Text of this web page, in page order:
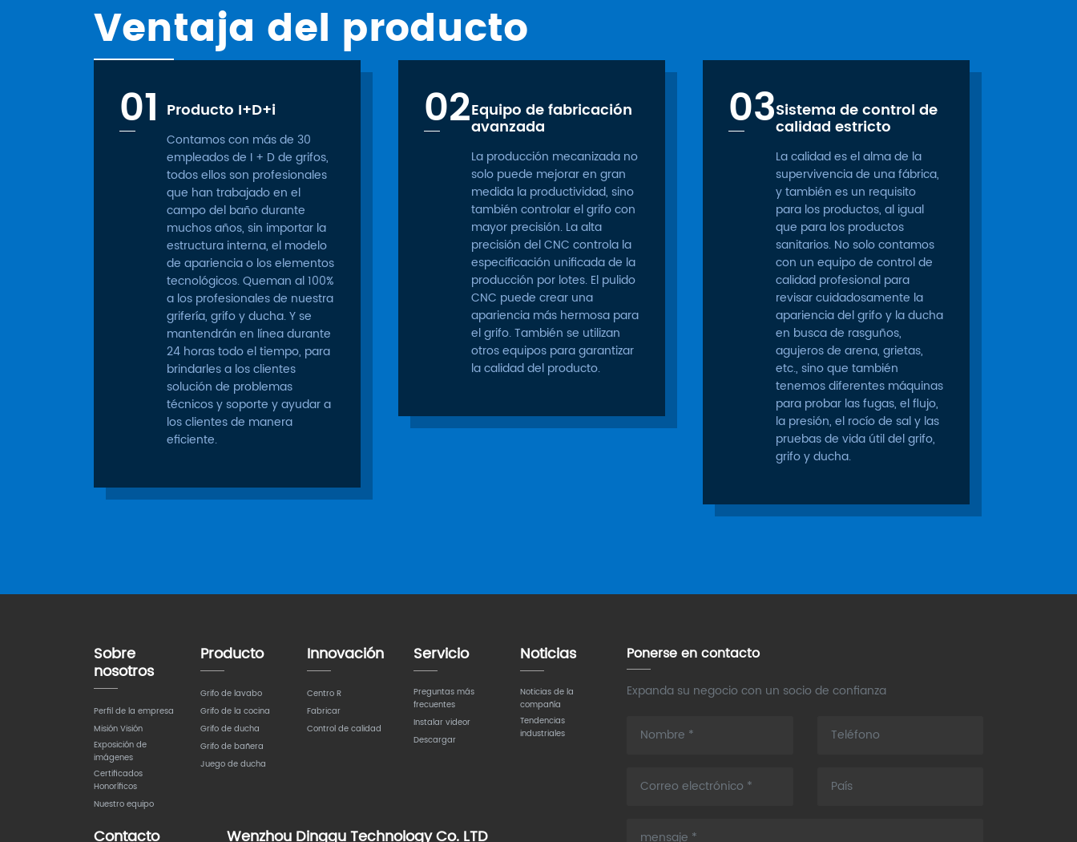
Ventaja del producto
01 Producto I+D+i
Contamos con más de 30
empleados de I + D de grifos,
todos ellos son profesionales
que han trabajado en el
campo del baño durante
muchos años, sin importar la
estructura interna, el modelo
de apariencia o los elementos
tecnológicos. Queman al 100%
a los profesionales de nuestra
grifería, grifo y ducha. Y se
mantendrán en línea durante
24 horas todo el tiempo, para
brindarles a los clientes
solución de problemas
técnicos y soporte y ayudar a
los clientes de manera
eficiente.
02Equipo de fabricación
avanzada
La producción mecanizada no
solo puede mejorar en gran
medida la productividad, sino
también controlar el grifo con
mayor precisión. La alta
precisión del CNC controla la
especificación unificada de la
producción por lotes. El pulido
CNC puede crear una
apariencia más hermosa para
el grifo. También se utilizan
otros equipos para garantizar
la calidad del producto.
03Sistema de control de
calidad estricto
La calidad es el alma de la
supervivencia de una fábrica,
y también es un requisito
para los productos, al igual
que para los productos
sanitarios. No solo contamos
con un equipo de control de
calidad profesional para
revisar cuidadosamente la
apariencia del grifo y la ducha
en busca de rasguños,
agujeros de arena, grietas,
etc., sino que también
tenemos diferentes máquinas
para probar las fugas, el flujo,
la presión, el rocío de sal y las
pruebas de vida útil del grifo,
grifo y ducha.
Sobre
nosotros
Perfil de la empresa
Misión Visión
Exposición de
imágenes
Certificados
Honoríficos
Nuestro equipo
Producto
Grifo de lavabo
Grifo de la cocina
Grifo de ducha
Grifo de bañera
Juego de ducha
Innovación
Centro R
Fabricar
Control de calidad
Servicio
Preguntas más
frecuentes
Instalar videor
Descargar
Noticias
Noticias de la
compañía
Tendencias
industriales
Contacto Wenzhou Dinggu Technology Co. LTD
Ponerse en contacto
Expanda su negocio con un socio de confianza